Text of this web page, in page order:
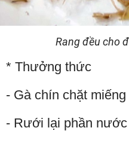
Rang đều cho
* Thưởng thức
- Gà chín chặt
- Rưới lại phần